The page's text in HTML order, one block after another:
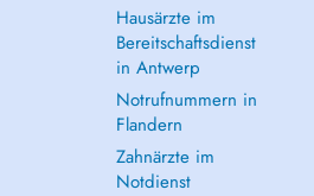
Hausärzte im
Bereitschaftsdienst
in Antwerp
Notrufnummern in
Flandern
Zahnärzte im
Notdienst